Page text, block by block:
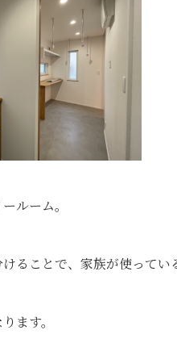
ルーム。
ることで、家族が使って
ます。